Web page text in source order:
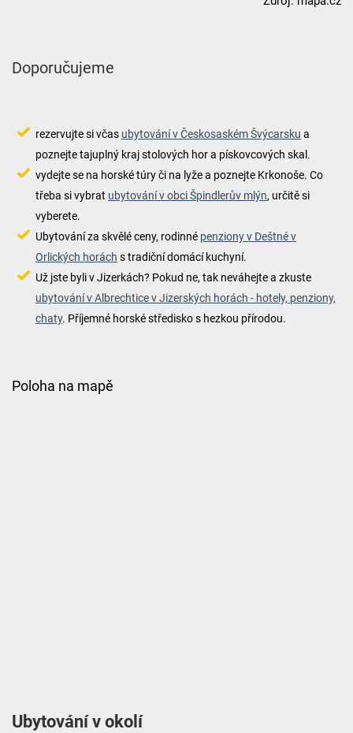
Doporučujeme
rezervujte si včas ubytování v Českosaském Švýcarsku a
poznejte tajuplný kraj stolových hor a pískovcových skal.
vydejte se na horské túry či na lyže a poznejte Krkonoše. Co
třeba si vybrat ubytování v obci Špindlerův mlýn, určitě si
vyberete.
Ubytování za skvělé ceny, rodinné penziony v Deštné v
Orlických horách s tradiční domácí kuchyní.
Už jste byli v Jizerkách? Pokud ne, tak neváhejte a zkuste
ubytování v Albrechtice v Jizerských horách - hotely, penziony,
chaty. Příjemné horské středisko s hezkou přírodou.
Poloha na mapě
Ubytování v okolí